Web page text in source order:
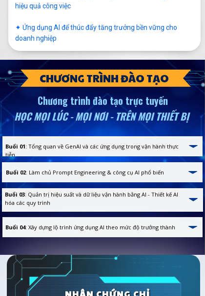
hiệu quả công việc
✦ Ứng dụng AI để thúc đẩy tăng trưởng bền vững cho
doanh nghiệp
CHƯƠNG TRÌNH ĐÀO TẠO
Chương trình đào tạo trực tuyến
HỌC MỌI LÚC - MỌI NƠI - TRÊN MỌI THIẾT BỊ
Buổi 01: Tổng quan về GenAI và các ứng dụng trong vận hành thực
tiễn
Buổi 02: Làm chủ Prompt Engineering & công cụ AI phổ biến
Buổi 03: Quản trị hiệu suất và dữ liệu vận hành bằng AI - Thiết kế AI
hóa các quy trình
Buổi 04: Xây dựng lộ trình ứng dụng AI theo mức độ trưởng thành